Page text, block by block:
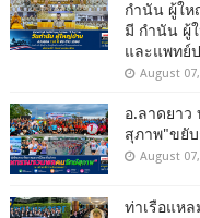
กำนัน ผู้ให
มี กำนัน ผู้
และแพทย์
August
อ.ลาดยาว
สุภาพ"ขยับ
August
ท่าเรือแห